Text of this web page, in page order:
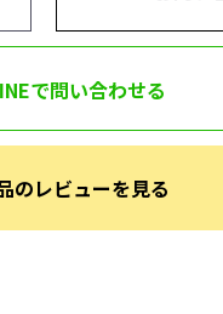
で問い合わせる
のレビューを見る